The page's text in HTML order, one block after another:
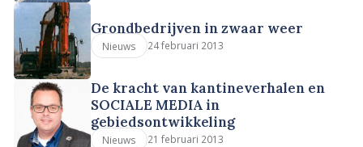
Grondbedrijven in zwaar weer
Nieuws 24 februari 2013
De kracht van kantineverhalen en
SOCIALE MEDIA in
gebiedsontwikkeling
Nieuws 21 februari 2013